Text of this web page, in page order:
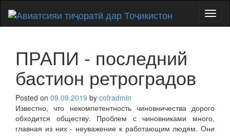
ПРАПИ - последний
бастион ретроградов
Posted on 09.09.2019 by cofradmin
Известно, что некомпетентность чиновничества дорого
обходится обществу. Проблем с чиновниками много,
главная из них - неуважение к работающим людям. Они